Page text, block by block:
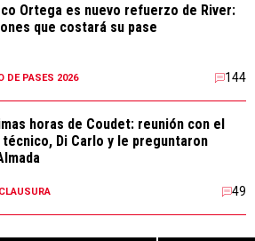
Ortega es nuevo refuerzo de River:
que costará su pase
DE PASES 2026 144
horas de Coudet: reunión con el
Di Carlo y le preguntaron
49